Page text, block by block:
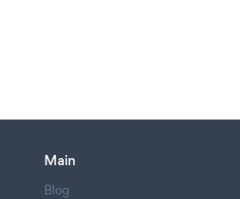
Main
Blog